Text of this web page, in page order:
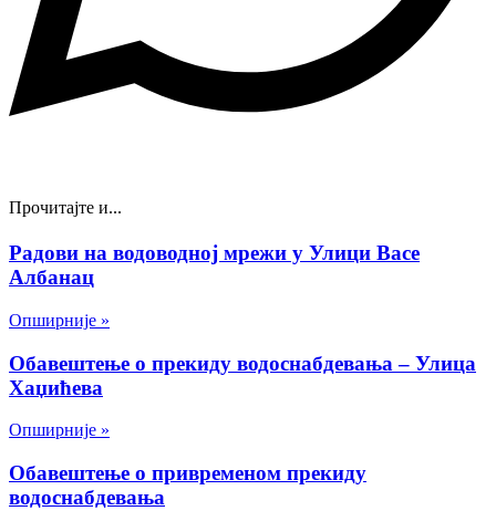
Прочитајте и...
Радови на водоводној мрежи у Улици Васе
Албанац
Опширније »
Обавештење о прекиду водоснабдевања – Улица
Хаџићева
Опширније »
Обавештење о привременом прекиду
водоснабдевања